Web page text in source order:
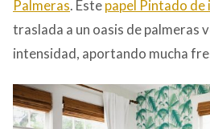
Palmeras. Estepapel Pintado
traslada a un oasis de palmeras
intensidad, aportando mucha